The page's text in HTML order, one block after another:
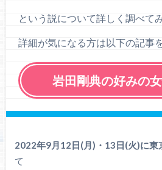
という説について詳しく調べて
詳細が気になる方は以下の記事
岩田剛典の好みの
2022年9月12日(月)・13日(火)に東
て